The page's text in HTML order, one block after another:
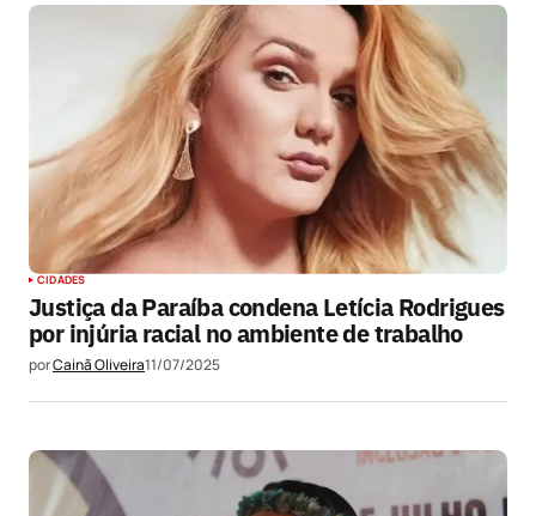
CIDADES
Justiça da Paraíba condena Letícia Rodrigues
por injúria racial no ambiente de trabalho
porCainã Oliveira11/07/2025